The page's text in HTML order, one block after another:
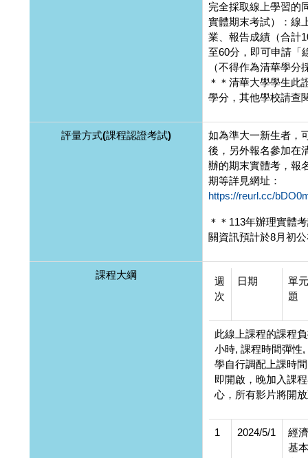
完全採取線上學習的
實體期末考試）：線
業、報告成績（合計
至60分，即可申請「
（不得作為清華學分
＊＊清華大學學生此
學分，其他學校請查
評量方式(課程認證考試)
如為準大一新生者，
後，另外報名參加在
辦的期末實體考，報
期等詳見網址：
https://reurl.cc/
＊＊113年辦理實體
關資訊預計於8月初
課程大綱
週
次
日期
單
題
此線上課程的課程
小時, 課程時間彈性
學自行調配上課時
即開啟，晚加入課
心，所有影片將開
1 2024/5/1
經
基